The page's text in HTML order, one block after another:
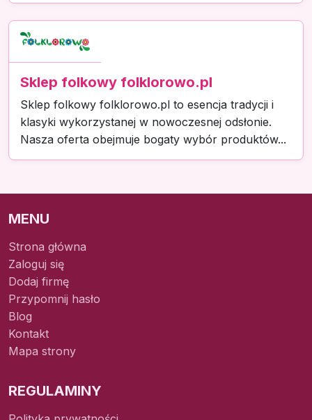
Sklep folkowy folklorowo.pl
Sklep folkowy folklorowo.pl to esencja tradycji i
klasyki wykorzystanej w nowoczesnej odsłonie.
Nasza oferta obejmuje bogaty wybór produktów...
MENU
Strona główna
Zaloguj się
Dodaj firmę
Przypomnij hasło
Blog
Kontakt
Mapa strony
REGULAMINY